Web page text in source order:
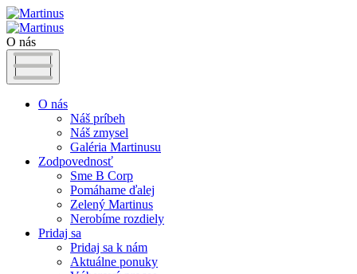
O nás
O nás
Náš príbeh
Náš zmysel
Galéria Martinusu
Zodpovednosť
Sme B Corp
Pomáhame ďalej
Zelený Martinus
Nerobíme rozdiely
Pridaj sa
Pridaj sa k nám
Aktuálne ponuky